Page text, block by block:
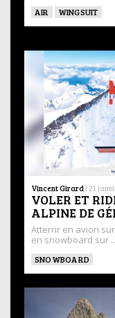
AIR WINGSUIT
Vincent Girard | 21
VOLER ET
ALPINE DE
Atterrir en avion
en snowboard sur
SNOWBOARD